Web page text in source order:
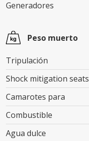
Generadores
Peso muerto
Tripulación
Shock mitigation seats
Camarotes para
Combustible
Agua dulce